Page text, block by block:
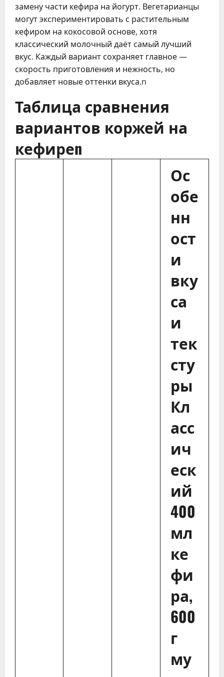
замену части кефира на йогурт. Вегетарианцы
могут экспериментировать с растительным
кефиром на кокосовой основе, хотя
классический молочный даёт самый лучший
вкус. Каждый вариант сохраняет главное —
скорость приготовления и нежность, но
добавляет новые оттенки вкуса.n
Таблица сравнения
вариантов коржей на
кефиреn
Ос
обе
нн
ост
и
вку
са
и
тек
сту
ры
Кл
асс
ич
еск
ий
400
мл
ке
фи
ра,
600
г
му